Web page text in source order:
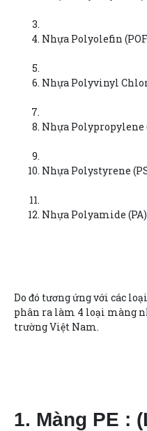
Nhựa Polyolefin
Nhựa Polyvinyl
Nhựa Polypropylene
Nhựa Polystyrene
Nhựa Polyamide (PA)
Do đó tương ứng với các
phân ra làm 4 loại màng
trường Việt Nam.
1. Màng PE :